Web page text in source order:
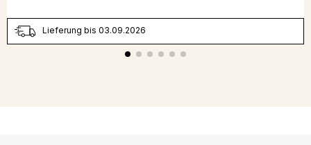
Lieferung bis 03.09.2026